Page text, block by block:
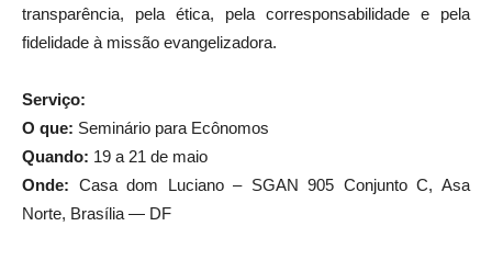
transparência, pela ética, pela corresponsabilidade e pela
fidelidade à missão evangelizadora.
Serviço:
O que: Seminário para Ecônomos
Quando: 19 a 21 de maio
Onde: Casa dom Luciano – SGAN 905 Conjunto C, Asa
Norte, Brasília — DF